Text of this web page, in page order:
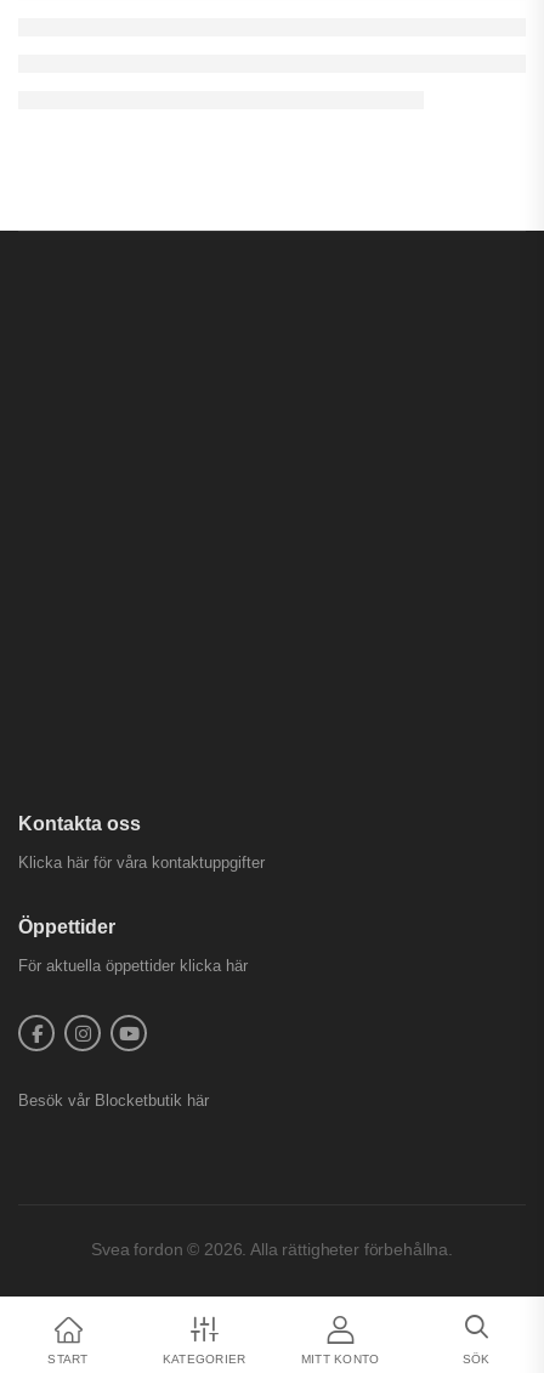
Kontakta oss
Klicka här för våra kontaktuppgifter
Öppettider
För aktuella öppettider klicka här
Besök vår Blocketbutik här
Svea fordon © 2026. Alla rättigheter förbehållna.
START KATEGORIER MITT KONTO SÖK